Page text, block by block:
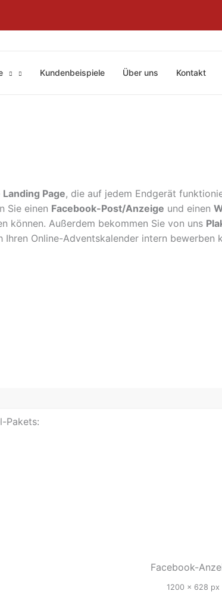
Kundenbeispiele Über uns Kontakt
Landing Page, die auf jedem Endgerät
Sie einen Facebook-Post/Anzeige und einen
können. Außerdem bekommen Sie von uns
Online-Adventskalender intern bewerben
Pakets:
Facebook-
1200 x 628 px